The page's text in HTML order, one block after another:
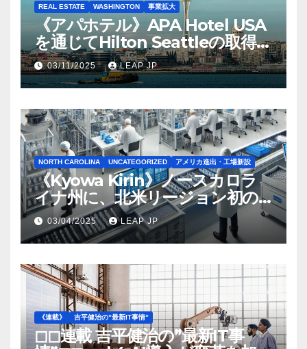
REAL ESTATE WASHINGTON 事業拡大
《アパホテル》APA Hotel USA
を通じてHilton Seattleの取得を
完了
03/11/2025 LEAP JP
NORTH CAROLINA UNCATEGORIZED アメリカ進出・工場新設
《Kyowa Kirin》ノースカロラ
イナ州に、北米リージョン初の
工場建設を決定
03/04/2025 LEAP JP
《連載》 吉平健治の”最新IT事情”
◻︎◻︎連載 吉平健治の”最新IT事